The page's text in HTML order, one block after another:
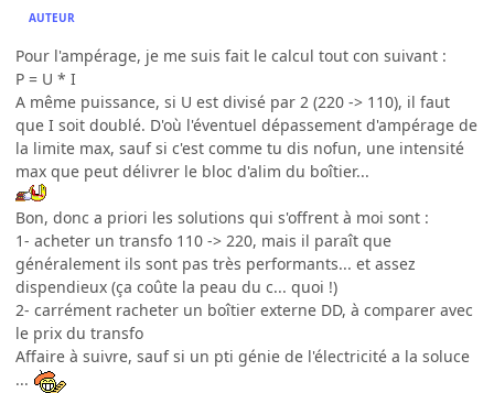
AUTEUR
Pour l'ampérage, je me suis fait le calcul tout con suivant :
P = U * I
A même puissance, si U est divisé par 2 (220 -> 110), il faut
que I soit doublé. D'où l'éventuel dépassement d'ampérage de
la limite max, sauf si c'est comme tu dis nofun, une intensité
max que peut délivrer le bloc d'alim du boîtier...
Bon, donc a priori les solutions qui s'offrent à moi sont :
1- acheter un transfo 110 -> 220, mais il paraît que
généralement ils sont pas très performants... et assez
dispendieux (ça coûte la peau du c... quoi !)
2- carrément racheter un boîtier externe DD, à comparer avec
le prix du transfo
Affaire à suivre, sauf si un pti génie de l'électricité a la soluce
...